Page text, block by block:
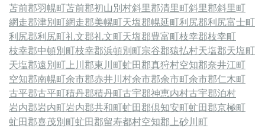
苫前郡羽幌町苫前郡初山別村斜里郡清里町斜里郡斜里町
網走郡津別町網走郡美幌町天塩郡幌延町利尻郡利尻富士町
利尻郡利尻町礼文郡礼文町天塩郡豊富町枝幸郡枝幸町
枝幸郡中頓別町枝幸郡浜頓別町宗谷郡猿払村天塩郡天塩町
天塩郡遠別町 上川郡東川町虻田郡真狩村空知郡奈井江町
空知郡南幌町余市郡赤井川村余市郡余市町余市郡仁木町
古平郡古平町積丹郡積丹町古宇郡神恵内村古宇郡泊村
岩内郡岩内町岩内郡共和町虻田郡倶知安町虻田郡京極町
虻田郡喜茂別町虻田郡留寿都村空知郡上砂川町